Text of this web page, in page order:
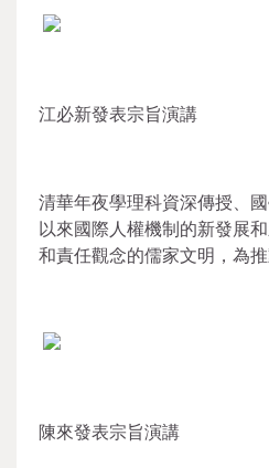
江必新發表宗旨演講
清華年夜學理科資深傳授、
以來國際人權機制的新發展
和責任觀念的儒家文明，為
陳來發表宗旨演講